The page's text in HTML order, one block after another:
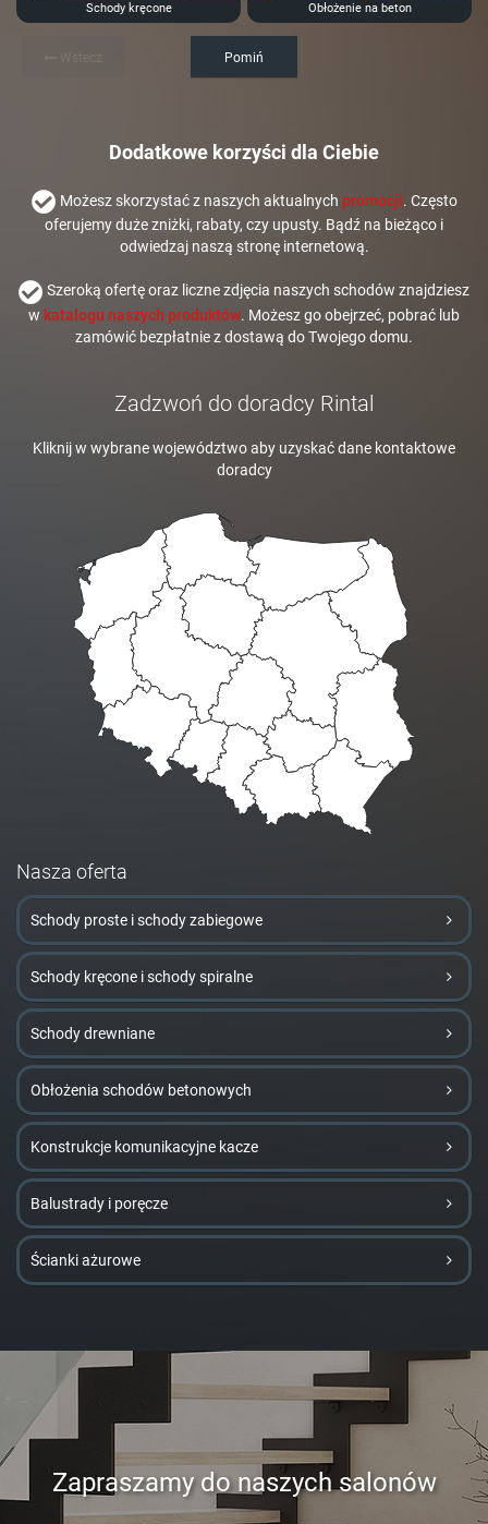
Schody kręcone Obłożenie na beton
Pomiń
Dodatkowe korzyści dla Ciebie
Możesz skorzystać z naszych aktualnych promocji. Często
oferujemy duże zniżki, rabaty, czy upusty. Bądź na bieżąco i
odwiedzaj naszą stronę internetową.
Szeroką ofertę oraz liczne zdjęcia naszych schodów znajdziesz
w katalogu naszych produktów. Możesz go obejrzeć, pobrać lub
zamówić bezpłatnie z dostawą do Twojego domu.
Zadzwoń do doradcy Rintal
Kliknij w wybrane województwo aby uzyskać dane kontaktowe
doradcy
Nasza oferta
Schody proste i schody zabiegowe
Schody kręcone i schody spiralne
Schody drewniane
Obłożenia schodów betonowych
Konstrukcje komunikacyjne kacze
Balustrady i poręcze
Ścianki ażurowe
Zapraszamy do naszych salonów